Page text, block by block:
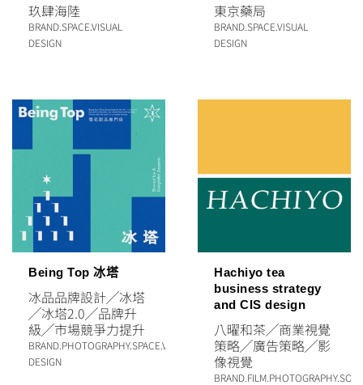
玖肆海陸
BRANDSPACEVISUAL
DESIGN
東京藥局
BRANDSPACEVISUAL
DESIGN
Being Top 冰塔
冰品品牌設計╱冰塔
╱冰塔2.0╱品牌升
級╱市場競爭力提升
BRAND PHOTOGRAPHY.SPACEVISUAL
DESIGN
Hachiyo tea
business strategy
and CIS design
八曜和茶╱商業視覺
策略╱廣告策略╱影
像視覺
BRAND FILM PHOTOGRAPHY.